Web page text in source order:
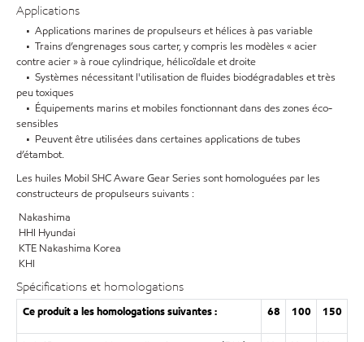
Applications
• Applications marines de propulseurs et hélices à pas variable
• Trains d’engrenages sous carter, y compris les modèles « acier
contre acier » à roue cylindrique, hélicoïdale et droite
• Systèmes nécessitant l'utilisation de fluides biodégradables et très
peu toxiques
• Équipements marins et mobiles fonctionnant dans des zones éco-
sensibles
• Peuvent être utilisées dans certaines applications de tubes
d’étambot.
Les huiles Mobil SHC Aware Gear Series sont homologuées par les
constructeurs de propulseurs suivants :
Nakashima
HHI Hyundai
KTE Nakashima Korea
KHI
Spécifications et homologations
Ce produit a les homologations suivantes : 68 100 150